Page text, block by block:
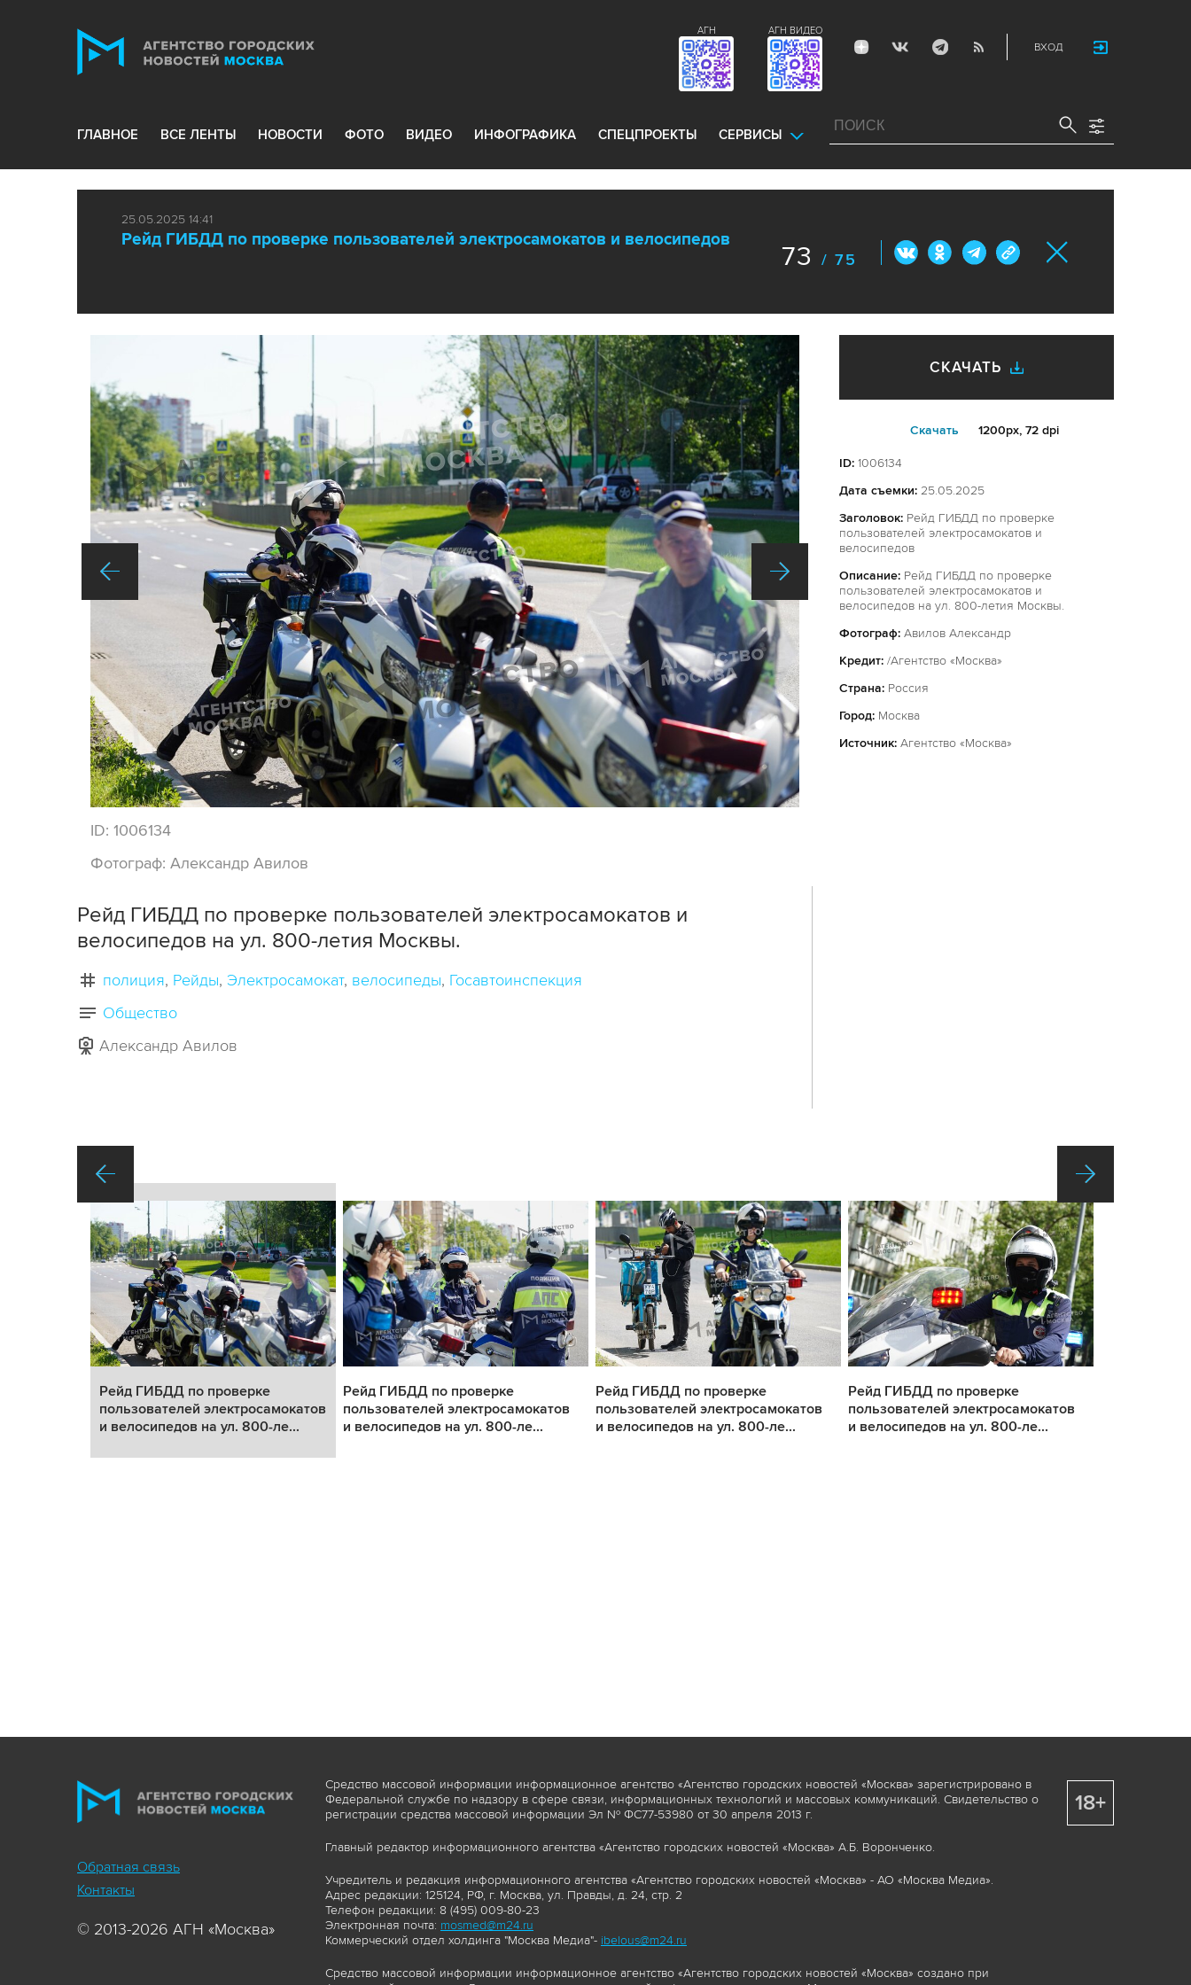
ВХОД
АГН ВИДЕО
АГН
ГЛАВНОЕ ВСЕ ЛЕНТЫ НОВОСТИ ФОТО ВИДЕО ИНФОГРАФИКА СПЕЦПРОЕКТЫ СЕРВИСЫ
25.05.2025 14:41
Рейд ГИБДД по проверке пользователей электросамокатов и велосипедов
73 / 75
ID: 1006134
Фотограф: Александр Авилов
СКАЧАТЬ
Cкачать 1200px, 72 dpi
ID: 1006134
Дата съемки: 25.05.2025
Заголовок: Рейд ГИБДД по проверке
пользователей электросамокатов и
велосипедов
Описание: Рейд ГИБДД по проверке
пользователей электросамокатов и
велосипедов на ул. 800-летия Москвы.
Фотограф: Авилов Александр
Кредит: /Агентство «Москва»
Страна: Россия
Город: Москва
Источник: Агентство «Москва»
Рейд ГИБДД по проверке пользователей электросамокатов и
велосипедов на ул. 800-летия Москвы.
полиция Рейды Электросамокат велосипеды Госавтоинспекция
Общество
Александр Авилов
Рейд ГИБДД по проверке
пользователей электросамокатов
и велосипедов на ул. 800-ле...
Рейд ГИБДД по проверке
пользователей электросамокатов
и велосипедов на ул. 800-ле...
Рейд ГИБДД по проверке
пользователей электросамокатов
и велосипедов на ул. 800-ле...
Рейд ГИБДД по проверке
пользователей электросамокатов
и велосипедов на ул. 800-ле...
Обратная связь
Контакты
© 2013-2026 АГН «Москва»
Средство массовой информации информационное агентство «Агентство городских новостей «Москва» зарегистрировано в
Федеральной службе по надзору в сфере связи, информационных технологий и массовых коммуникаций. Свидетельство о
регистрации средства массовой информации Эл № ФС77-53980 от 30 апреля 2013 г.
Главный редактор информационного агентства «Агентство городских новостей «Москва» А.Б. Воронченко.
Учредитель и редакция информационного агентства «Агентство городских новостей «Москва» - АО «Москва Медиа».
Адрес редакции: 125124, РФ, г. Москва, ул. Правды, д. 24, стр. 2
Телефон редакции: 8 (495) 009-80-23
Электронная почта: mosmed@m24.ru
Коммерческий отдел холдинга "Москва Медиа"- ibelous@m24.ru
Средство массовой информации информационное агентство «Агентство городских новостей «Москва» создано при
18+